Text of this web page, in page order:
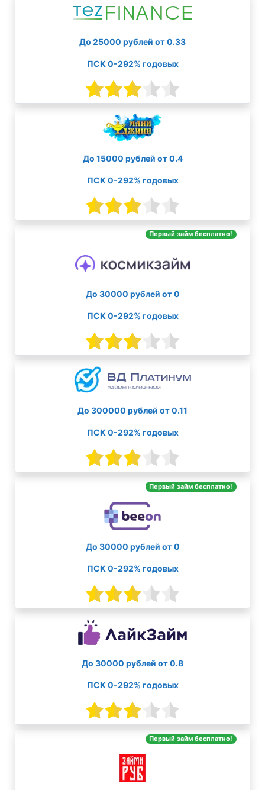
До 25000 рублей от 0.33
ПСК 0-292% годовых
До 15000 рублей от 0.4
ПСК 0-292% годовых
Первый займ бесплатно!
До 30000 рублей от 0
ПСК 0-292% годовых
До 300000 рублей от 0.11
ПСК 0-292% годовых
Первый займ бесплатно!
До 30000 рублей от 0
ПСК 0-292% годовых
До 30000 рублей от 0.8
ПСК 0-292% годовых
Первый займ бесплатно!